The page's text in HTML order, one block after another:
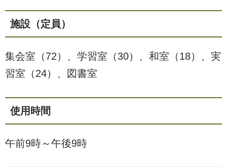
施設（定員）
集会室（72）、学習室（30）、和室（18）、実
習室（24）、図書室
使用時間
午前9時～午後9時